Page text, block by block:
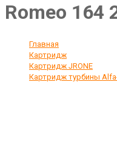
Romeo 164
Главная
Картридж
Картридж JRONE
Картридж турбины